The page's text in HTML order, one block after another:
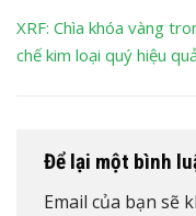
XRF: Chìa khóa vàng
chế kim loại quý hiệu
Để lại một bình
Email của bạn sẽ